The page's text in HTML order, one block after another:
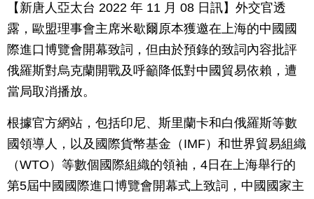
【新唐人亞太台 2022 年 11 月 08 日訊】外交官透
露，歐盟理事會主席米歇爾原本獲邀在上海的中國國
際進口博覽會開幕致詞，但由於預錄的致詞內容批評
俄羅斯對烏克蘭開戰及呼籲降低對中國貿易依賴，遭
當局取消播放。
根據官方網站，包括印尼、斯里蘭卡和白俄羅斯等數
國領導人，以及國際貨幣基金（IMF）和世界貿易組織
（WTO）等數個國際組織的領袖，4日在上海舉行的
第5屆中國國際進口博覽會開幕式上致詞，中國國家主